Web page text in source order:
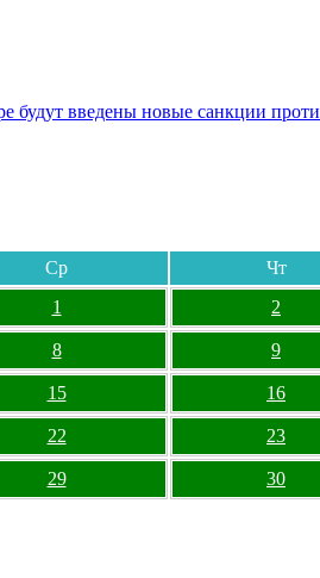
будут введены новые санкции
Ср Чт
1
2
8 9
15 16
22 23
29 30